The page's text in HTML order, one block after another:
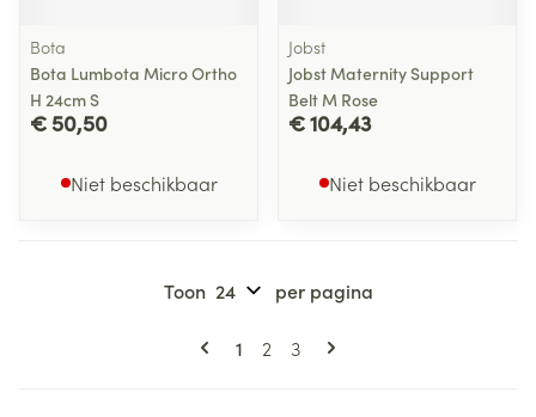
Bota
Bota Lumbota Micro Ortho
H 24cm S
€ 50,50
Niet beschikbaar
Jobst
Jobst Maternity Support
Belt M Rose
€ 104,43
Niet beschikbaar
Pagina's
U lees momenteel pagina
1 Pagina
2 Pagina
3
Toon per pagina